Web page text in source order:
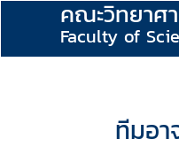
คณะวิทยาศ
Faculty of
ทีมอ